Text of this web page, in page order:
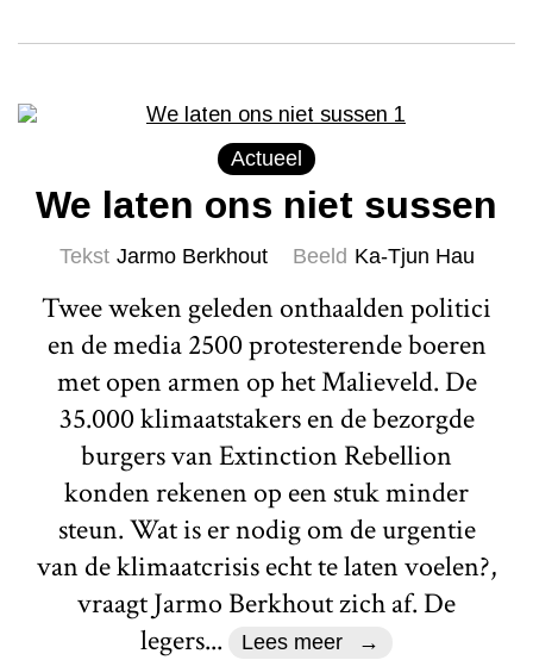
Actueel
We laten ons niet sussen
Tekst Jarmo Berkhout Beeld Ka-Tjun Hau
Twee weken geleden onthaalden politici
en de media 2500 protesterende boeren
met open armen op het Malieveld. De
35.000 klimaatstakers en de bezorgde
burgers van Extinction Rebellion
konden rekenen op een stuk minder
steun. Wat is er nodig om de urgentie
van de klimaatcrisis echt te laten voelen?,
vraagt Jarmo Berkhout zich af. De
legers...
Lees meer